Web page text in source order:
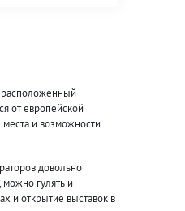
расположенный
от европейской
и возможности
довольно
гулять и
и открытие выставок в